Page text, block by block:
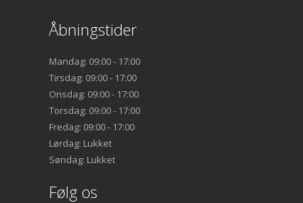
Åbningstider
Mandag: 09:00 - 17:00
Tirsdag: 09:00 - 17:00
Onsdag: 09:00 - 17:00
Torsdag: 09:00 - 17:00
Fredag: 09:00 - 17:00
Lørdag: Lukket
Søndag: Lukket
Følg os